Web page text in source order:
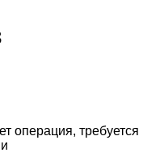
операция, требуется